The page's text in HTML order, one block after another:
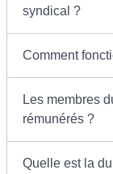
syndical ?
Comment
Les membres
rémunérés ?
Quelle est la